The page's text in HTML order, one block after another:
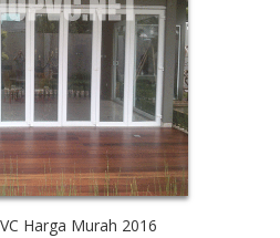
Harga Murah 2016